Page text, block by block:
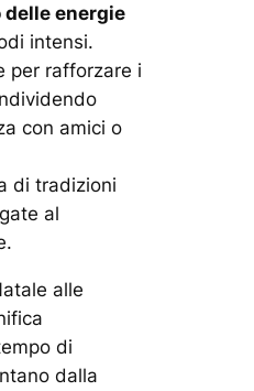
delle energie
intensi.
per rafforzare i
con amici o
di tradizioni
al
alle
di
dalla